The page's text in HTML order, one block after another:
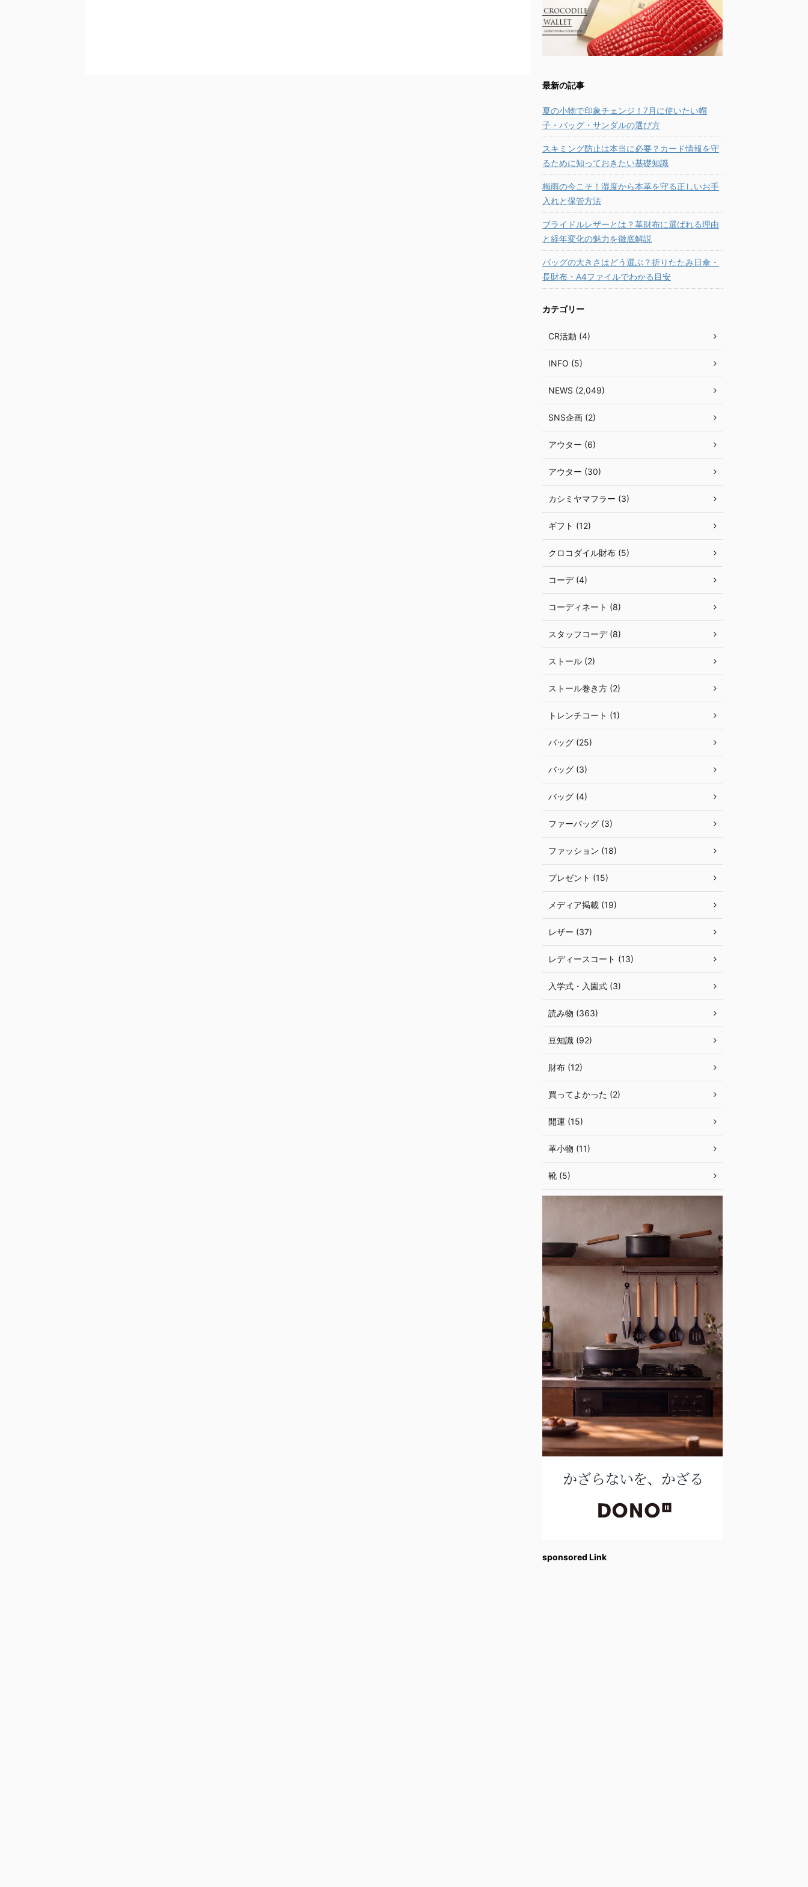
最新の記事
夏の小物で印象チェンジ！7月に使いたい帽
子・バッグ・サンダルの選び方
スキミング防止は本当に必要？カード情報を守
るために知っておきたい基礎知識
梅雨の今こそ！湿度から本革を守る正しいお手
入れと保管方法
ブライドルレザーとは？革財布に選ばれる理由
と経年変化の魅力を徹底解説
バッグの大きさはどう選ぶ？折りたたみ日傘・
長財布・A4ファイルでわかる目安
カテゴリー
CR活動 (4)
INFO (5)
NEWS (2,049)
SNS企画 (2)
アウター (6)
アウター (30)
カシミヤマフラー (3)
ギフト (12)
クロコダイル財布 (5)
コーデ (4)
コーディネート (8)
スタッフコーデ (8)
ストール (2)
ストール巻き方 (2)
トレンチコート (1)
バッグ (25)
バッグ (3)
バッグ (4)
ファーバッグ (3)
ファッション (18)
プレゼント (15)
メディア掲載 (19)
レザー (37)
レディースコート (13)
入学式・入園式 (3)
読み物 (363)
豆知識 (92)
財布 (12)
買ってよかった (2)
開運 (15)
革小物 (11)
靴 (5)
sponsored Link